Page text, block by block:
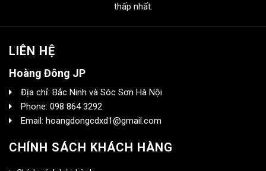
thấp nhất.
LIÊN HỆ
Hoàng Đông JP
Địa chỉ: Bắc Ninh và Sóc Sơn Hà Nội
Phone: 098 864 3292
Email: hoangdongcdxd1@gmail.com
CHÍNH SÁCH KHÁCH HÀNG